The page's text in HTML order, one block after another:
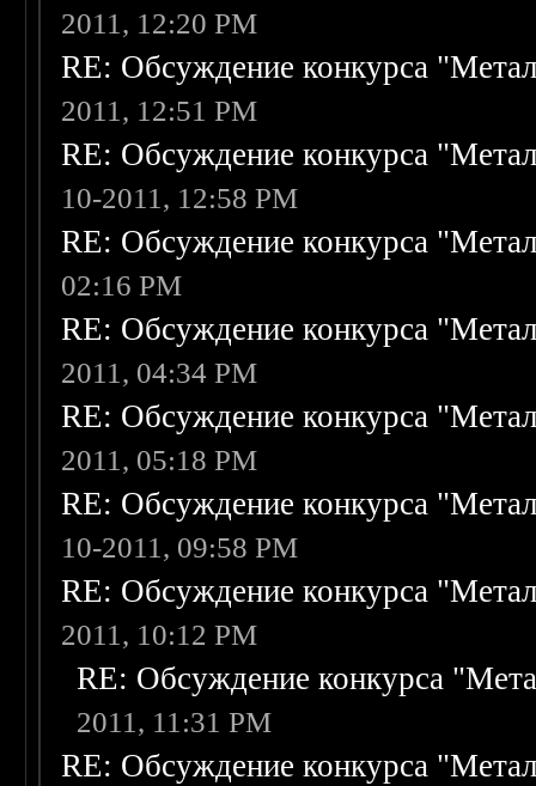
2011, 12:20 PM
RE: Обсуждение конкурса
2011, 12:51 PM
RE: Обсуждение конкурса
10-2011, 12:58 PM
RE: Обсуждение конкурса
02:16 PM
RE: Обсуждение конкурса
2011, 04:34 PM
RE: Обсуждение конкурса
2011, 05:18 PM
RE: Обсуждение конкурса
10-2011, 09:58 PM
RE: Обсуждение конкурса
2011, 10:12 PM
RE: Обсуждение конкурса
2011, 11:31 PM
RE: Обсуждение конкурса